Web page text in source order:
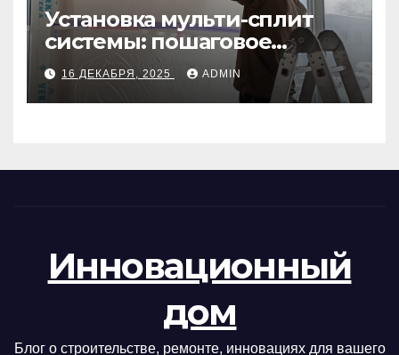
Установка мульти-сплит
системы: пошаговое
руководство
16 ДЕКАБРЯ, 2025 ADMIN
Инновационный
дом
Блог о строительстве, ремонте, инновациях для вашего